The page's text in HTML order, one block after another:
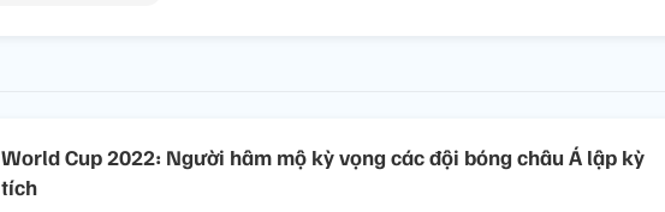
World Cup 2022: Người hâm mộ kỳ vọng các đội bóng châu Á lập kỳ
tích